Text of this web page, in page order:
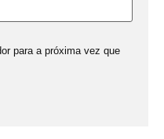
para a próxima vez que